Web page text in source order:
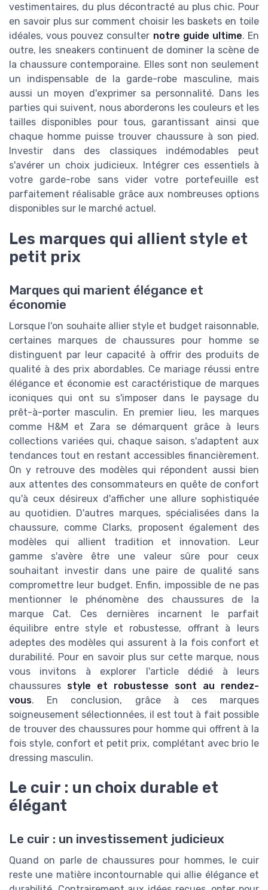
vestimentaires, du plus décontracté au plus chic. Pour
en savoir plus sur comment choisir les baskets en toile
idéales, vous pouvez consulter notre guide ultime. En
outre, les sneakers continuent de dominer la scène de
la chaussure contemporaine. Elles sont non seulement
un indispensable de la garde-robe masculine, mais
aussi un moyen d'exprimer sa personnalité. Dans les
parties qui suivent, nous aborderons les couleurs et les
tailles disponibles pour tous, garantissant ainsi que
chaque homme puisse trouver chaussure à son pied.
Investir dans des classiques indémodables peut
s'avérer un choix judicieux. Intégrer ces essentiels à
votre garde-robe sans vider votre portefeuille est
parfaitement réalisable grâce aux nombreuses options
disponibles sur le marché actuel.
Les marques qui allient style et
petit prix
Marques qui marient élégance et
économie
Lorsque l'on souhaite allier style et budget raisonnable,
certaines marques de chaussures pour homme se
distinguent par leur capacité à offrir des produits de
qualité à des prix abordables. Ce mariage réussi entre
élégance et économie est caractéristique de marques
iconiques qui ont su s'imposer dans le paysage du
prêt-à-porter masculin. En premier lieu, les marques
comme H&M et Zara se démarquent grâce à leurs
collections variées qui, chaque saison, s'adaptent aux
tendances tout en restant accessibles financièrement.
On y retrouve des modèles qui répondent aussi bien
aux attentes des consommateurs en quête de confort
qu'à ceux désireux d'afficher une allure sophistiquée
au quotidien. D'autres marques, spécialisées dans la
chaussure, comme Clarks, proposent également des
modèles qui allient tradition et innovation. Leur
gamme s'avère être une valeur sûre pour ceux
souhaitant investir dans une paire de qualité sans
compromettre leur budget. Enfin, impossible de ne pas
mentionner le phénomène des chaussures de la
marque Cat. Ces dernières incarnent le parfait
équilibre entre style et robustesse, offrant à leurs
adeptes des modèles qui assurent à la fois confort et
durabilité. Pour en savoir plus sur cette marque, nous
vous invitons à explorer l'article dédié à leurs
chaussures style et robustesse sont au rendez-
vous. En conclusion, grâce à ces marques
soigneusement sélectionnées, il est tout à fait possible
de trouver des chaussures pour homme qui offrent à la
fois style, confort et petit prix, complétant avec brio le
dressing masculin.
Le cuir : un choix durable et
élégant
Le cuir : un investissement judicieux
Quand on parle de chaussures pour hommes, le cuir
reste une matière incontournable qui allie élégance et